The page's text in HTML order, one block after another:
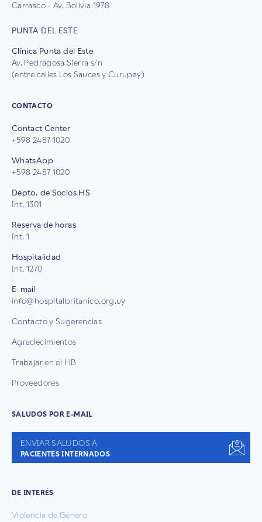
Carrasco - Av. Bolivia 1978
PUNTA DEL ESTE
Clínica Punta del Este
Av. Pedragosa Sierra s/n
(entre calles Los Sauces y Curupay)
CONTACTO
Contact Center
+598 2487 1020
WhatsApp
+598 2487 1020
Depto. de Socios HS
Int. 1301
Reserva de horas
Int. 1
Hospitalidad
Int. 1270
E-mail
info@hospitalbritanico.org.uy
Contacto y Sugerencias
Agradecimientos
Trabajar en el HB
Proveedores
SALUDOS POR E-MAIL
ENVIAR SALUDOS A
PACIENTES INTERNADOS
DE INTERÉS
Violencia de Género